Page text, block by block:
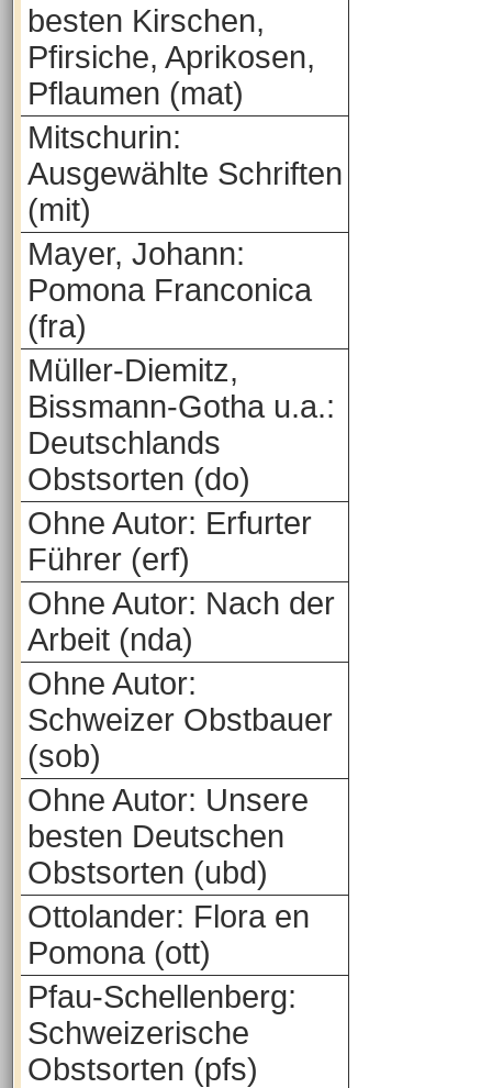
besten Kirschen,
Pfirsiche, Aprikosen,
Pflaumen (mat)
Mitschurin:
Ausgewählte Schriften
(mit)
Mayer, Johann:
Pomona Franconica
(fra)
Müller-Diemitz,
Bissmann-Gotha u.a.:
Deutschlands
Obstsorten (do)
Ohne Autor: Erfurter
Führer (erf)
Ohne Autor: Nach der
Arbeit (nda)
Ohne Autor:
Schweizer Obstbauer
(sob)
Ohne Autor: Unsere
besten Deutschen
Obstsorten (ubd)
Ottolander: Flora en
Pomona (ott)
Pfau-Schellenberg:
Schweizerische
Obstsorten (pfs)